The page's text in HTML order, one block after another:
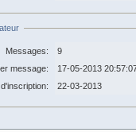
Messages:
9
message:
17-05-2013
22-03-2013